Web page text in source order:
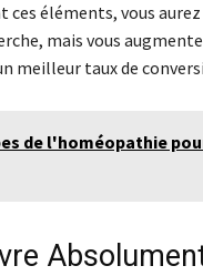
éléments, vous
mais vous
meilleur taux de
de l'homéopathie